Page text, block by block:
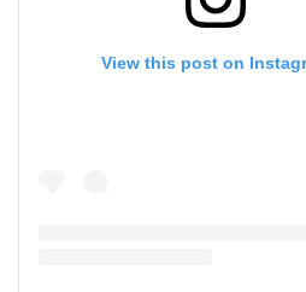
View this post on